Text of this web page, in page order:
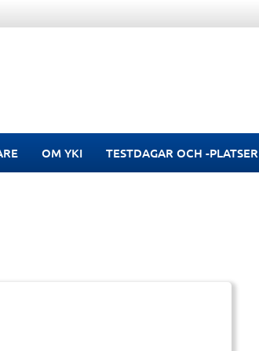
OM YKI TESTDAGAR OCH -PLATSER